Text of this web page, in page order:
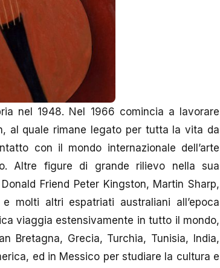
nel 1948. Nel 1966 comincia a lavorare
al quale rimane legato per tutta la vita da
con il mondo internazionale dell’arte
Altre figure di grande rilievo nella sua
Friend Peter Kingston, Martin Sharp,
molti altri espatriati australiani all’epoca
viaggia estensivamente in tutto il mondo,
Bretagna, Grecia, Turchia, Tunisia, India,
ed in Messico per studiare la cultura e